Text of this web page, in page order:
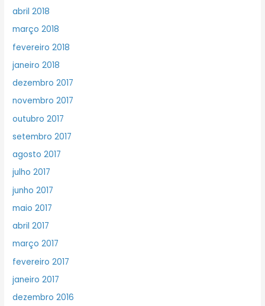
abril 2018
março 2018
fevereiro 2018
janeiro 2018
dezembro 2017
novembro 2017
outubro 2017
setembro 2017
agosto 2017
julho 2017
junho 2017
maio 2017
abril 2017
março 2017
fevereiro 2017
janeiro 2017
dezembro 2016